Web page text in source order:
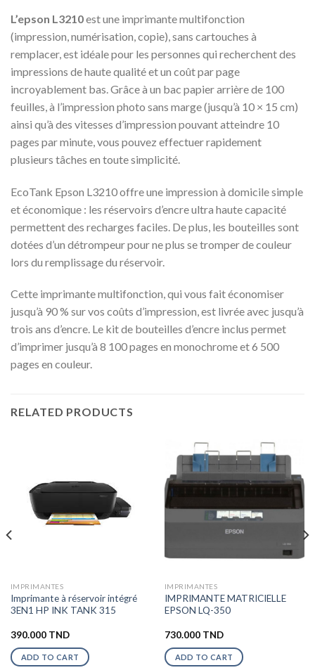
L’epson L3210est une imprimante multifonction
(impression, numérisation, copie), sans cartouches à
remplacer, est idéale pour les personnes qui recherchent des
impressions de haute qualité et un coût par page
incroyablement bas. Grâce à un bac papier arrière de 100
feuilles, à l’impression photo sans marge (jusqu’à 10 × 15 cm)
ainsi qu’à des vitesses d’impression pouvant atteindre 10
pages par minute, vous pouvez effectuer rapidement
plusieurs tâches en toute simplicité.
EcoTank Epson L3210 offre une impression à domicile simple
et économique : les réservoirs d’encre ultra haute capacité
permettent des recharges faciles. De plus, les bouteilles sont
dotées d’un détrompeur pour ne plus se tromper de couleur
lors du remplissage du réservoir.
Cette imprimante multifonction, qui vous fait économiser
jusqu’à 90 % sur vos coûts d’impression, est livrée avec jusqu’à
trois ans d’encre. Le kit de bouteilles d’encre inclus permet
d’imprimer jusqu’à 8 100 pages en monochrome et 6 500
pages en couleur.
RELATED PRODUCTS
IMPRIMANTES
Imprimante à réservoir intégré
3EN1 HP INK TANK 315
390.000 TND
ADD TO CART
IMPRIMANTES
IMPRIMANTE MATRICIELLE
EPSON LQ-350
730.000 TND
ADD TO CART